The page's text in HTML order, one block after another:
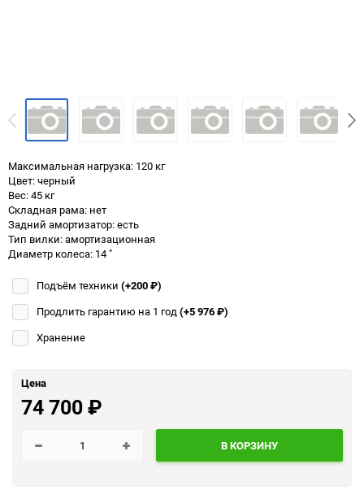
Максимальная нагрузка: 120 кг
Цвет: черный
Вес: 45 кг
Складная рама: нет
Задний амортизатор: есть
Тип вилки: амортизационная
Диаметр колеса: 14 "
Подъём техники (+200₽)
Продлить гарантию на 1 год(+5 976₽)
Хранение
Цена
74 700₽
В КОРЗИНУ